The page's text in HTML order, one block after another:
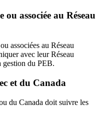
associée au Réseau
associées au Réseau
avec leur Réseau
du PEB.
et du Canada
du Canada doit suivre les